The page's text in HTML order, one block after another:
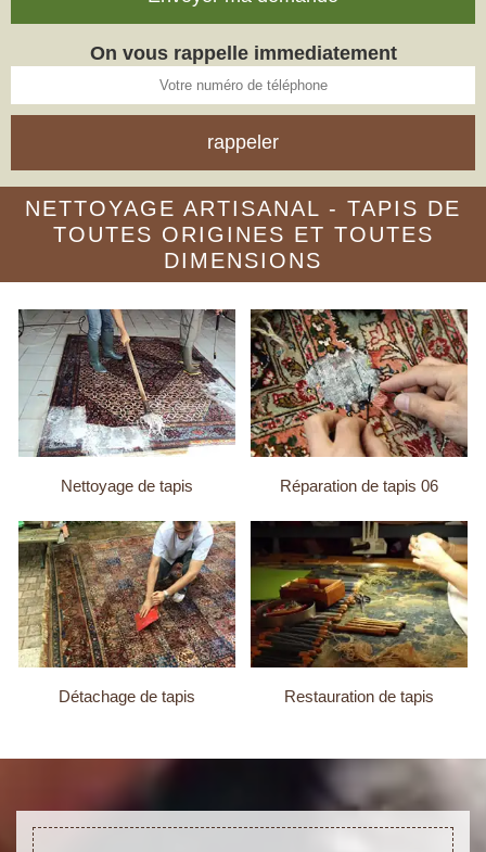
On vous rappelle immediatement
NETTOYAGE ARTISANAL - TAPIS DE
TOUTES ORIGINES ET TOUTES
DIMENSIONS
Nettoyage de tapis Réparation de tapis 06
Détachage de tapis Restauration de tapis